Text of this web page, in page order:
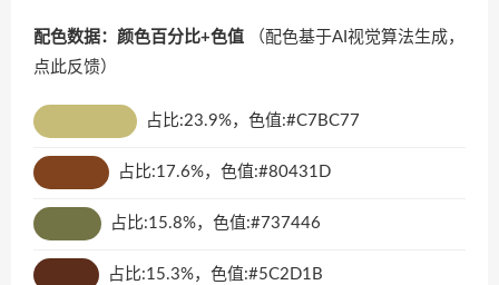
配色数据：颜色百分比+色值 （配色基于AI视觉算法生成，
点此反馈）
占比:23.9%，色值:#C7BC77
占比:17.6%，色值:#80431D
占比:15.8%，色值:#737446
占比:15.3%，色值:#5C2D1B